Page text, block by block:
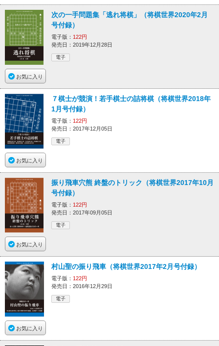
お気に入り
次の一手問題集「逃れ将棋」（将棋世界2020年2月
号付録）
電子版： 122円
発売日：2019年12月28日
電子
お気に入り
７棋士が競演！若手棋士の詰将棋（将棋世界2018年
1月号付録）
電子版： 122円
発売日：2017年12月05日
電子
お気に入り
振り飛車穴熊 終盤のトリック（将棋世界2017年10月
号付録）
電子版： 122円
発売日：2017年09月05日
電子
お気に入り
村山聖の振り飛車（将棋世界2017年2月号付録）
電子版： 122円
発売日：2016年12月29日
電子